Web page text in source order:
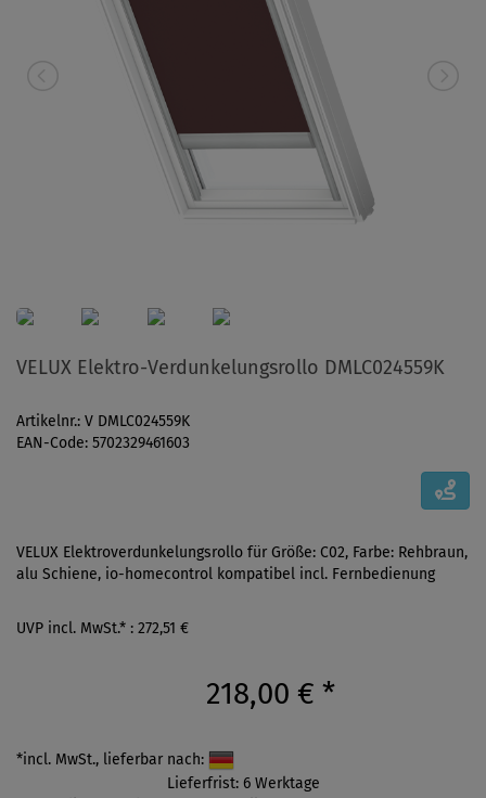
VELUX Elektro-Verdunkelungsrollo DMLC024559K
Artikelnr.: V DMLC024559K
EAN-Code: 5702329461603
VELUX Elektroverdunkelungsrollo für Größe: C02, Farbe: Rehbraun,
alu Schiene, io-homecontrol kompatibel incl. Fernbedienung
UVP incl. MwSt.* : 272,51 €
218,00 € *
*incl. MwSt., lieferbar nach:
Lieferfrist: 6 Werktage